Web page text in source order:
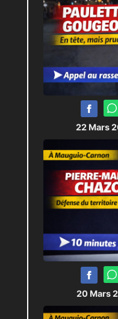
22 Mars
20 Mars